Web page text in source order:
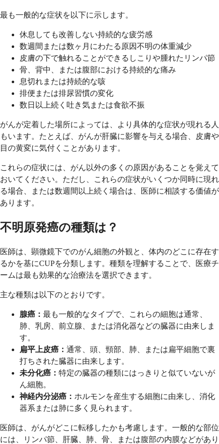
最も一般的な症状を以下に示します。
休息しても改善しない持続的な疲労感
数週間または数ヶ月にわたる原因不明の体重減少
皮膚の下で触れることができるしこりや腫れたリンパ節
骨、背中、または腹部における持続的な痛み
息切れまたは持続的な咳
排便または排尿習慣の変化
数日以上続く吐き気または食欲不振
がんが定着した場所によっては、より具体的な症状が現れる人
もいます。たとえば、がんが肝臓に影響を与える場合、皮膚や
目の黄変に気付くことがあります。
これらの症状には、がん以外の多くの原因があることを覚えて
おいてください。ただし、これらの症状がいくつか同時に現れ
る場合、または数週間以上続く場合は、医師に相談する価値が
あります。
不明原発癌の種類は？
医師は、顕微鏡下でのがん細胞の外観と、体内のどこに存在す
るかを基にCUPを分類します。種類を理解することで、医療チ
ームは最も効果的な治療法を選択できます。
主な種類は以下のとおりです。
腺癌： 最も一般的なタイプで、これらの細胞は通常、
肺、乳房、前立腺、または消化器などの臓器に由来しま
す。
扁平上皮癌： 通常、頭、頸部、肺、または扁平細胞で裏
打ちされた臓器に由来します。
未分化癌： 特定の臓器の種類にはっきりと似ていないが
ん細胞。
神経内分泌癌： ホルモンを産生する細胞に由来し、消化
器系または肺に多く見られます。
医師は、がんがどこに転移したかも考慮します。一般的な部位
には、リンパ節、肝臓、肺、骨、または腹部の内膜などがあり